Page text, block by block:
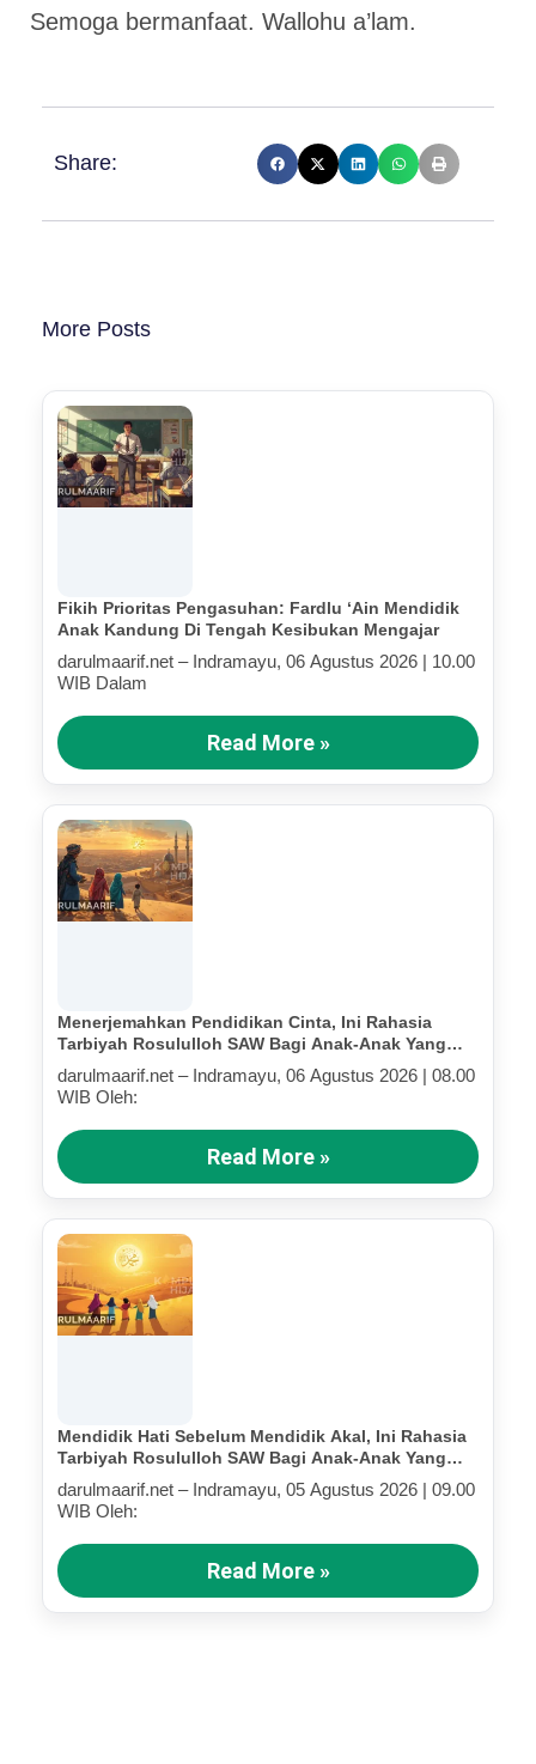
Semoga bermanfaat. Wallohu a’lam.
Share:
More Posts
Fikih Prioritas Pengasuhan: Fardlu ‘Ain Mendidik
Anak Kandung Di Tengah Kesibukan Mengajar
darulmaarif.net – Indramayu, 06 Agustus 2026 | 10.00
WIB Dalam
Read More »
Menerjemahkan Pendidikan Cinta, Ini Rahasia
Tarbiyah Rosululloh SAW Bagi Anak-Anak Yang
Terluka (Bagian IV)
darulmaarif.net – Indramayu, 06 Agustus 2026 | 08.00
WIB Oleh:
Read More »
Mendidik Hati Sebelum Mendidik Akal, Ini Rahasia
Tarbiyah Rosululloh SAW Bagi Anak-Anak Yang
Terluka (Bagian III)
darulmaarif.net – Indramayu, 05 Agustus 2026 | 09.00
WIB Oleh:
Read More »